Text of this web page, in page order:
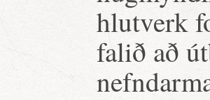
hlutverk
falið að